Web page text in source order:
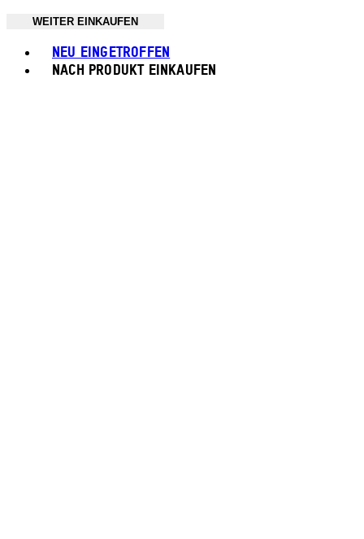
WEITER EINKAUFEN
NEU EINGETROFFEN
NACH PRODUKT EINKAUFEN